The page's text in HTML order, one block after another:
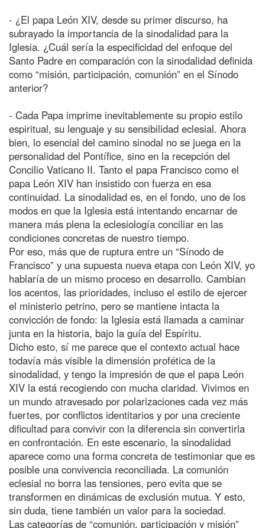
- ¿El papa León XIV, desde su primer discurso, ha
subrayado la importancia de la sinodalidad para la
Iglesia. ¿Cuál sería la especificidad del enfoque del
Santo Padre en comparación con la sinodalidad definida
como “misión, participación, comunión” en el Sínodo
anterior?
- Cada Papa imprime inevitablemente su propio estilo
espiritual, su lenguaje y su sensibilidad eclesial. Ahora
bien, lo esencial del camino sinodal no se juega en la
personalidad del Pontífice, sino en la recepción del
Concilio Vaticano II. Tanto el papa Francisco como el
papa León XIV han insistido con fuerza en esa
continuidad. La sinodalidad es, en el fondo, uno de los
modos en que la Iglesia está intentando encarnar de
manera más plena la eclesiología conciliar en las
condiciones concretas de nuestro tiempo.
Por eso, más que de ruptura entre un “Sínodo de
Francisco” y una supuesta nueva etapa con León XIV, yo
hablaría de un mismo proceso en desarrollo. Cambian
los acentos, las prioridades, incluso el estilo de ejercer
el ministerio petrino, pero se mantiene intacta la
convicción de fondo: la Iglesia está llamada a caminar
junta en la historia, bajo la guía del Espíritu.
Dicho esto, sí me parece que el contexto actual hace
todavía más visible la dimensión profética de la
sinodalidad, y tengo la impresión de que el papa León
XIV la está recogiendo con mucha claridad. Vivimos en
un mundo atravesado por polarizaciones cada vez más
fuertes, por conflictos identitarios y por una creciente
dificultad para convivir con la diferencia sin convertirla
en confrontación. En este escenario, la sinodalidad
aparece como una forma concreta de testimoniar que es
posible una convivencia reconciliada. La comunión
eclesial no borra las tensiones, pero evita que se
transformen en dinámicas de exclusión mutua. Y esto,
sin duda, tiene también un valor para la sociedad.
Las categorías de “comunión, participación y misión”